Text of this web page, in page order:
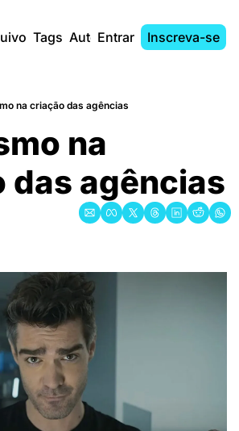
Tags AutoresEntrar Inscreva-se
na criação das agências
na
das agências